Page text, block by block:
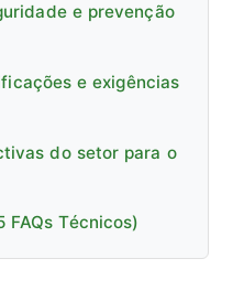
e prevenção
e exigências
do setor para o
FAQs Técnicos)